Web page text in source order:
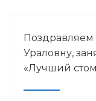
Ураловну,
«Лучший